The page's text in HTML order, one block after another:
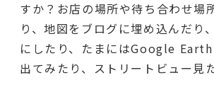
すか？お店の場所や待ち合わせ場
り、地図をブログに埋め込んだり
にしたり、たまにはGoogle
出てみたり、ストリートビュー見